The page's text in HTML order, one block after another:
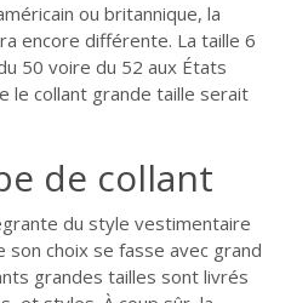
ou britannique, la
encore différente. La taille 6
50 voire du 52 aux États
le collant grande taille serait
de collant
du style vestimentaire
son choix se fasse avec grand
grandes tailles sont livrés